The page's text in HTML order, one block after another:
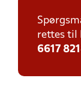
rettes til
6617